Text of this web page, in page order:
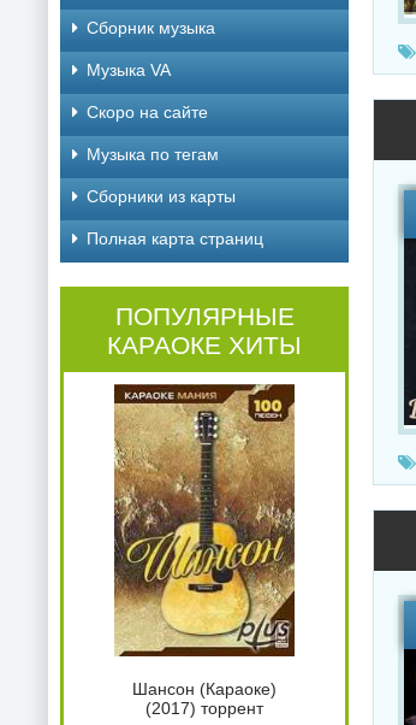
Сборник музыка
Музыка VA
Скоро на сайте
Музыка по тегам
Cборники из карты
Полная карта страниц
ПОПУЛЯРНЫЕ
КАРАОКЕ ХИТЫ
Шансон (Караоке)
(2017) торрент